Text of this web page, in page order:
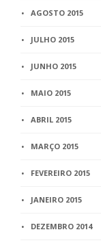
AGOSTO 2015
JULHO 2015
JUNHO 2015
MAIO 2015
ABRIL 2015
MARÇO 2015
FEVEREIRO 2015
JANEIRO 2015
DEZEMBRO 2014